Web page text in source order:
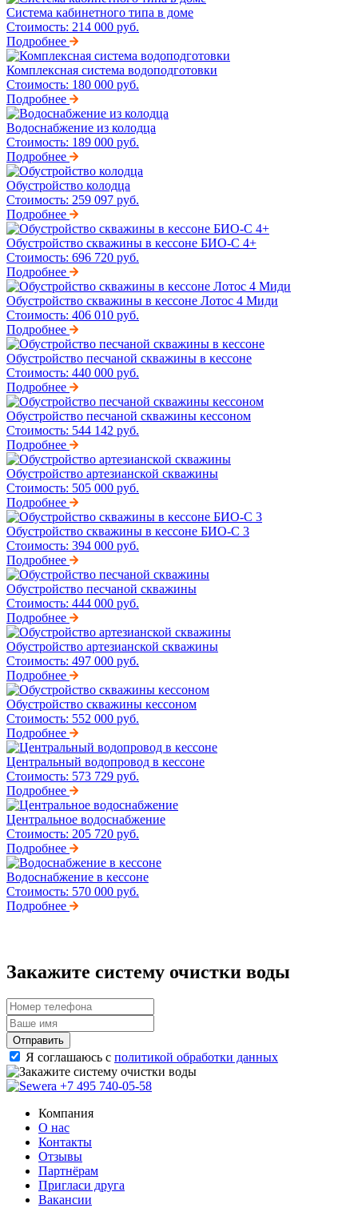
Система кабинетного типа в доме
Стоимость: 214 000 руб.
Подробнее
Комплексная система водоподготовки
Стоимость: 180 000 руб.
Подробнее
Водоснабжение из колодца
Стоимость: 189 000 руб.
Подробнее
Обустройство колодца
Стоимость: 259 097 руб.
Подробнее
Обустройство скважины в кессоне БИО-С 4+
Стоимость: 696 720 руб.
Подробнее
Обустройство скважины в кессоне Лотос 4 Миди
Стоимость: 406 010 руб.
Подробнее
Обустройство песчаной скважины в кессоне
Стоимость: 440 000 руб.
Подробнее
Обустройство песчаной скважины кессоном
Стоимость: 544 142 руб.
Подробнее
Обустройство артезианской скважины
Стоимость: 505 000 руб.
Подробнее
Обустройство скважины в кессоне БИО-С 3
Стоимость: 394 000 руб.
Подробнее
Обустройство песчаной скважины
Стоимость: 444 000 руб.
Подробнее
Обустройство артезианской скважины
Стоимость: 497 000 руб.
Подробнее
Обустройство скважины кессоном
Стоимость: 552 000 руб.
Подробнее
Центральный водопровод в кессоне
Стоимость: 573 729 руб.
Подробнее
Центральное водоснабжение
Стоимость: 205 720 руб.
Подробнее
Водоснабжение в кессоне
Стоимость: 570 000 руб.
Подробнее
Закажите систему очистки воды
Отправить
Я соглашаюсь с политикой обработки данных
+7 495 740-05-58
Компания
О нас
Контакты
Отзывы
Партнёрам
Пригласи друга
Вакансии